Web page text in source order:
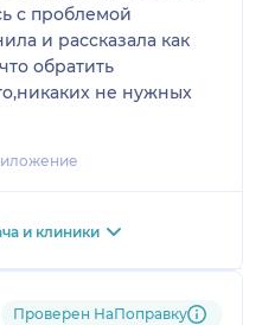
с проблемой
и рассказала как
обратить
не нужных
и клиники
Проверен НаПоправку